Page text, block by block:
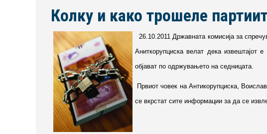
Колку и како трошеле
26.10.2011 Државната комисија за
Аниткорупциска велат дека извештајот
објават по одржувањето на седницата.
Првиот човек на Антикорупциска,
се вкрстат сите информации за да се